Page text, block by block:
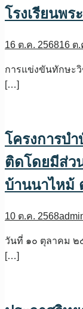
โรงเรียนพ
16 ต.ค. 256816 ต
การแข่งขันทักษะวิ
[…]
โครงการบ
ติดโดยมีส่ว
บ้านนาไหม้
10 ต.ค. 2568
วันที่ ๑๐ ตุลาคม ๒
[…]